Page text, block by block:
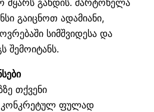
გაიცნოთ ადამიანი,
სიმშვიდესა და
შემოიტანს.
თქვენი
კონკრეტულ ფულად